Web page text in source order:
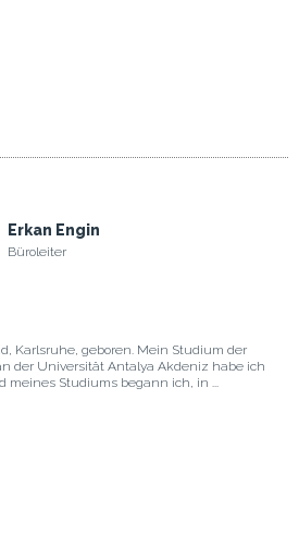
Erkan Engin
Büroleiter
Karlsruhe, geboren. Mein Studium der
der Universität Antalya Akdeniz habe ich
meines Studiums begann ich, in ...